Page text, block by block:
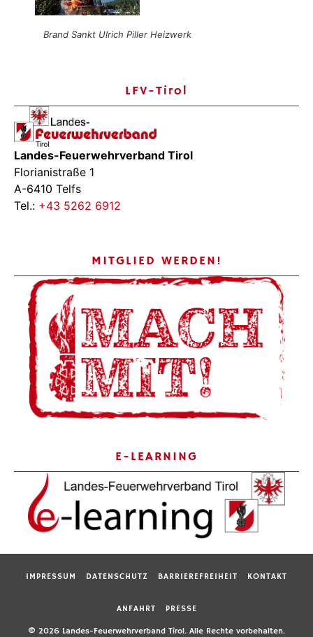
Brand Sankt Ulrich Piller Heizwerk
LFV-Tirol
Landes-Feuerwehrverband Tirol
Florianistraße 1
A-6410 Telfs
Tel.: +43 5262 6912
MITGLIED WERDEN!
E-LEARNING
IMPRESSUM DATENSCHUTZ BARRIEREFREIHEIT KONTAKT
ANFAHRT PRESSE
© 2026 Landes-Feuerwehrverband Tirol. Alle Rechte vorbehalten.